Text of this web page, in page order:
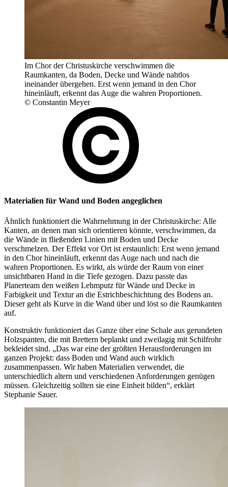
Im Chor der Christuskirche verschwimmen die
Raumkanten, da Boden, Decke und Wände nahtlos
ineinander übergehen. Erst wenn jemand in den Chor
hineinläuft, erkennt das Auge die wahren Proportionen.
© Constantin Meyer
Materialien für Wand und Boden angeglichen
Ähnlich funktioniert die Wahrnehmung in der Christuskirche: Alle
Kanten, an denen man sich orientieren könnte, verschwimmen, da
die Wände in fließenden Linien mit Boden und Decke
verschmelzen. Der Effekt vor Ort ist erstaunlich: Erst wenn jemand
in den Chor hineinläuft, erkennt das Auge nach und nach die
wahren Proportionen. Es wirkt, als würde der Raum von einer
unsichtbaren Hand in die Tiefe gezogen. Dazu passte das
Planerteam den weißen Lehmputz für Wände und Decke in
Farbigkeit und Textur an die Estrichbeschichtung des Bodens an.
Dieser geht als Kurve in die Wand über und löst so die Raumkanten
auf.
Konstruktiv funktioniert das Ganze über eine Schale aus gerundeten
Holzspanten, die mit Brettern beplankt und zweilagig mit Schilfrohr
bekleidet sind. „Das war eine der größten Herausforderungen im
ganzen Projekt: dass Boden und Wand auch wirklich
zusammenpassen. Wir haben Materialien verwendet, die
unterschiedlich altern und verschiedenen Anforderungen genügen
müssen. Gleichzeitig sollten sie eine Einheit bilden“, erklärt
Stephanie Sauer.